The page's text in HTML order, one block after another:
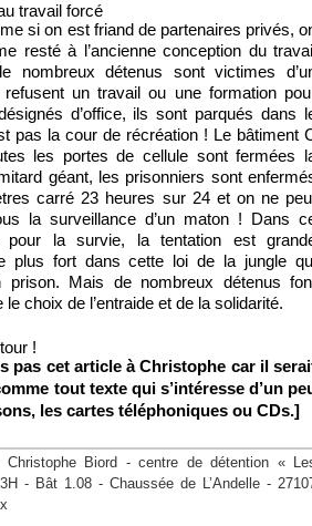
travail forcé
si on est friand de partenaires privés,
resté à l’ancienne conception du
nombreux détenus sont victimes
refusent un travail ou une formation
d’office, ils sont parqués dans
pas la cour de récréation ! Le bâtiment
les portes de cellule sont fermées
géant, les prisonniers sont
carré 23 heures sur 24 et on ne
la surveillance d’un maton ! Dans
pour la survie, la tentation est
plus fort dans cette loi de la jungle
prison. Mais de nombreux détenus
choix de l’entraide et de la solidarité.
!
pas cet article à Christophe car il
tout texte qui s’intéresse d’un
les cartes téléphoniques ou CDs.]
Christophe Biord - centre de détention «
- Bât 1.08 - Chaussée de L’Andelle -